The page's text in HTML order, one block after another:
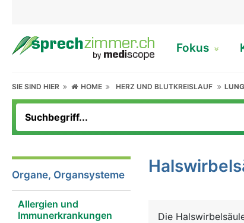
Fokus
SIE SIND HIER HOME HERZ UND BLUTKREISLAUF
Organe, Organsysteme
Allergien und
Immunerkrankungen
Die